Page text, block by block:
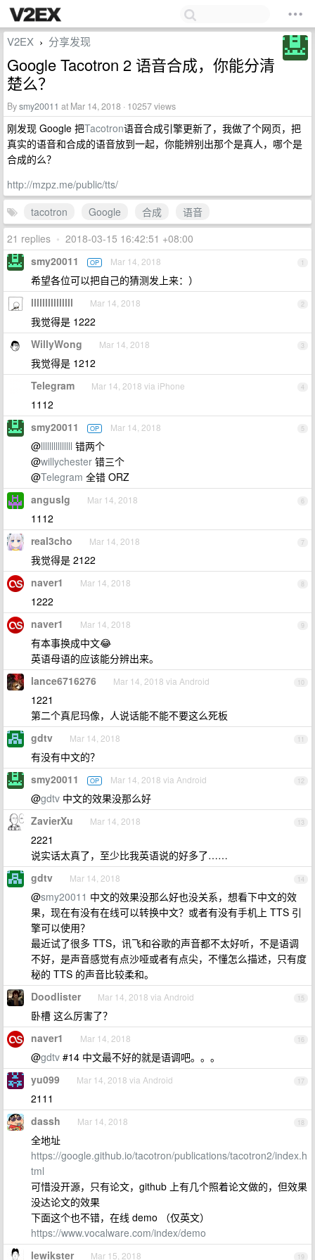
V2EX › 分享发现
Google Tacotron 2 语音合成，你能分清
楚么？
Bysmy20011 at Mar 14, 2018 · 10257 views
刚发现 Google 把Tacotron语音合成引擎更新了，我做了个网页，把
真实的语音和合成的语音放到一起，你能辨别出那个是真人，哪个是
合成的么？
http://mzpz.me/public/tts/
tacotron
Google 合成
语音
21 replies • 2018-03-15 16:42:51 +08:00
1
smy20011 OP Mar 14, 2018
希望各位可以把自己的猜测发上来：）
2
lllllllllllllll Mar 14, 2018
我觉得是 1222
3
WillyWong Mar 14, 2018
我觉得是 1212
4
Telegram Mar 14, 2018 via iPhone
1112
5
smy20011 OP Mar 14, 2018
@lllllllllllllll 错两个
@willychester 错三个
@Telegram 全错 ORZ
6
anguslg Mar 14, 2018
1112
7
real3cho Mar 14, 2018
我觉得是 2122
8
naver1 Mar 14, 2018
1222
9
naver1 Mar 14, 2018
有本事换成中文😂
英语母语的应该能分辨出来。
10
lance6716276 Mar 14, 2018 via Android
1221
第二个真尼玛像，人说话能不能不要这么死板
11
gdtv Mar 14, 2018
有没有中文的？
12
smy20011 OP Mar 14, 2018 via Android
@gdtv 中文的效果没那么好
13
ZavierXu Mar 14, 2018
2221
说实话太真了，至少比我英语说的好多了……
14
gdtv Mar 14, 2018
@smy20011 中文的效果没那么好也没关系，想看下中文的效
果，现在有没有在线可以转换中文？或者有没有手机上 TTS 引
擎可以使用？
最近试了很多 TTS，讯飞和谷歌的声音都不太好听，不是语调
不好，是声音感觉有点沙哑或者有点尖，不懂怎么描述，只有度
秘的 TTS 的声音比较柔和。
15
Doodlister Mar 14, 2018 via Android
卧槽 这么厉害了？
16
naver1 Mar 14, 2018
@gdtv #14 中文最不好的就是语调吧。。。
17
yu099 Mar 14, 2018 via Android
2111
18
dassh Mar 14, 2018
全地址
https://google.github.io/tacotron/publications/tacotron2/index.h
tml
可惜没开源，只有论文，github 上有几个照着论文做的，但效果
没达论文的效果
下面这个也不错，在线 demo （仅英文）
https://www.vocalware.com/index/demo
19
lewikster Mar 15, 2018